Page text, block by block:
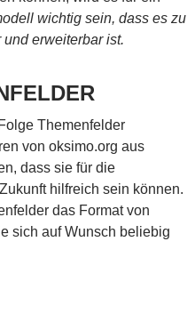
wichtig sein, dass es zu
erweiterbar ist.
Themenfelder
von oksimo.org aus
dass sie für die
hilfreich sein können.
das Format von
sich auf Wunsch beliebig